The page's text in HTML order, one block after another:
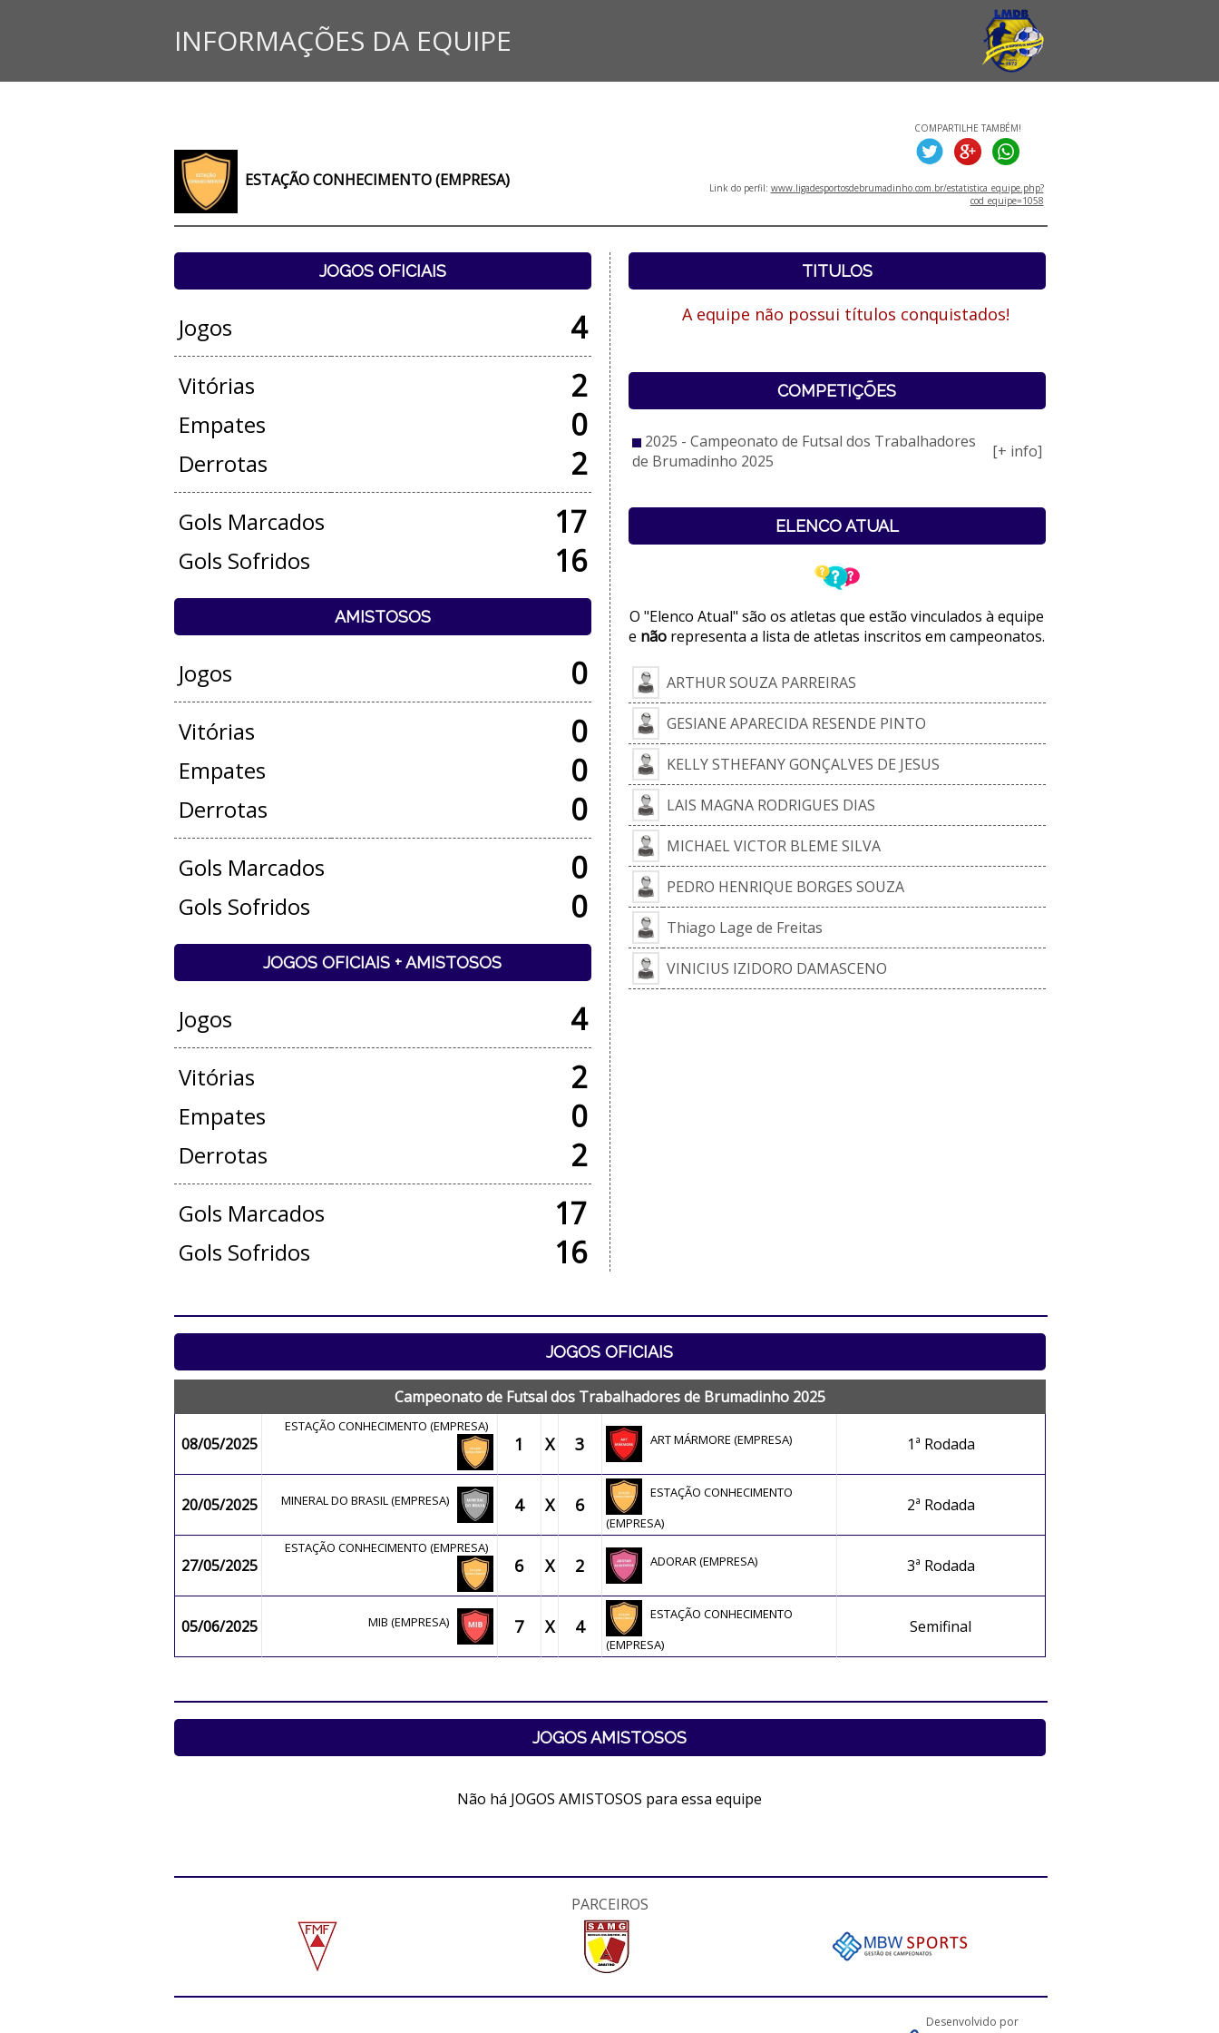
INFORMAÇÕES DA EQUIPE
ESTAÇÃO CONHECIMENTO (EMPRESA)
COMPARTILHE TAMBÉM!
Link do perfil: www.ligadesportosdebrumadinho.com.br/estatistica_equipe.php?
cod_equipe=1058
JOGOS OFICIAIS
Jogos 4
Vitórias 2
Empates 0
Derrotas 2
Gols Marcados 17
Gols Sofridos 16
AMISTOSOS
Jogos 0
Vitórias 0
Empates 0
Derrotas 0
Gols Marcados 0
Gols Sofridos 0
JOGOS OFICIAIS + AMISTOSOS
Jogos 4
Vitórias 2
Empates 0
Derrotas 2
Gols Marcados 17
Gols Sofridos 16
TITULOS
A equipe não possui títulos conquistados!
COMPETIÇÕES
2025 - Campeonato de Futsal dos Trabalhadores
de Brumadinho 2025
[+ info]
ELENCO ATUAL
O "Elenco Atual" são os atletas que estão vinculados à equipe
e não representa a lista de atletas inscritos em campeonatos.
ARTHUR SOUZA PARREIRAS
GESIANE APARECIDA RESENDE PINTO
KELLY STHEFANY GONÇALVES DE JESUS
LAIS MAGNA RODRIGUES DIAS
MICHAEL VICTOR BLEME SILVA
PEDRO HENRIQUE BORGES SOUZA
Thiago Lage de Freitas
VINICIUS IZIDORO DAMASCENO
JOGOS OFICIAIS
Campeonato de Futsal dos Trabalhadores de Brumadinho 2025
08/05/2025
ESTAÇÃO CONHECIMENTO (EMPRESA)
1 X 3 ART MÁRMORE (EMPRESA) 1ª Rodada
20/05/2025 MINERAL DO BRASIL (EMPRESA) 4 X 6
ESTAÇÃO CONHECIMENTO
(EMPRESA)
2ª Rodada
27/05/2025
ESTAÇÃO CONHECIMENTO (EMPRESA)
6 X 2 ADORAR (EMPRESA) 3ª Rodada
05/06/2025 MIB (EMPRESA) 7 X 4
ESTAÇÃO CONHECIMENTO
(EMPRESA)
Semifinal
JOGOS AMISTOSOS
Não há JOGOS AMISTOSOS para essa equipe
PARCEIROS
Desenvolvido por